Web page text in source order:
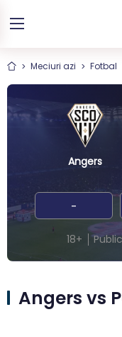
Meciuri azi Fotbal
Angers
-
18+
Angers vs